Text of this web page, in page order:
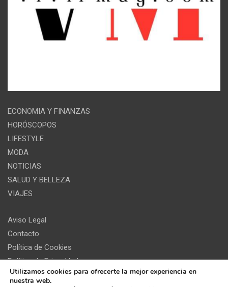
ECONOMIA Y FINANZAS
HORÓSCOPOS
LIFESTYLE
MODA
NOTICIAS
SALUD Y BELLEZA
VIAJES
Aviso Legal
Contacto
Política de Cookies
Política de Privacidad
Utilizamos cookies para ofrecerte la mejor experiencia en
nuestra web.